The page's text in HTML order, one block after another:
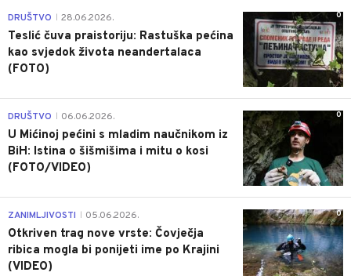
0
DRUŠTVO 28.06.2026.
Teslić čuva praistoriju: Rastuška pećina
kao svjedok života neandertalaca
(FOTO)
0
DRUŠTVO 06.06.2026.
U Mićinoj pećini s mladim naučnikom iz
BiH: Istina o šišmišima i mitu o kosi
(FOTO/VIDEO)
0
ZANIMLJIVOSTI 05.06.2026.
Otkriven trag nove vrste: Čovječja
ribica mogla bi ponijeti ime po Krajini
(VIDEO)